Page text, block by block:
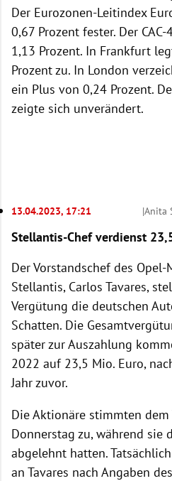
Der Eurozonen-Leitindex
0,67 Prozent fester. Der
1,13 Prozent. In Frankfurt
Prozent zu. In London
ein Plus von 0,24 Prozent.
zeigte sich unverändert.
13.04.2023, 17:21 |Anita
Stellantis-Chef verdienst
Der Vorstandschef des
Stellantis, Carlos Tavares,
Vergütung die deutschen
Schatten. Die
später zur Auszahlung
2022 auf 23,5 Mio. Euro,
Jahr zuvor.
Die Aktionäre stimmten
Donnerstag zu, während sie
abgelehnt hatten.
an Tavares nach Angaben